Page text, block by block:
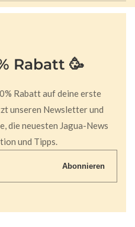
Rabatt 🥳
Rabatt auf deine erste
unseren Newsletter und
die neuesten Jagua-News
und Tipps.
Abonnieren